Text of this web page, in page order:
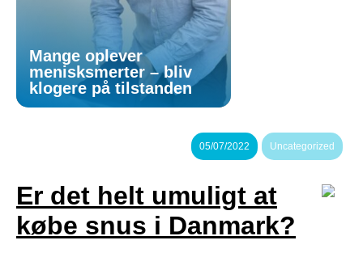
Mange oplever
menisksmerter – bliv
klogere på tilstanden
05/07/2022 Uncategorized
Er det helt umuligt at
købe snus i Danmark?